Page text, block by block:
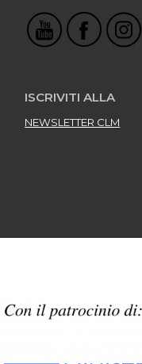
ISCRIVITI ALLA
NEWSLETTER CLM